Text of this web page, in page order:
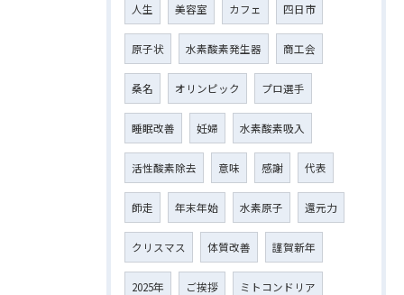
人生 美容室 カフェ 四日市
原子状 水素酸素発生器 商工会
桑名 オリンピック プロ選手
睡眠改善 妊婦 水素酸素吸入
活性酸素除去 意味 感謝 代表
師走 年末年始 水素原子 還元力
クリスマス 体質改善 謹賀新年
2025年 ご挨拶 ミトコンドリア